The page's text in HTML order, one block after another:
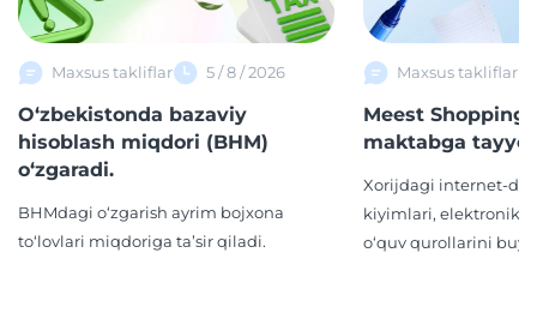
Maxsus takliflar 5 / 8 / 2026
O‘zbekistonda bazaviy
hisoblash miqdori (BHM)
o‘zgaradi.
BHMdagi o‘zgarish ayrim bojxona
to‘lovlari miqdoriga ta’sir qiladi.
Maxsus takliflar
Meest Shopping
maktabga
Xorijdagi internet-
kiyimlari, elektronika,
o‘quv qurollarini